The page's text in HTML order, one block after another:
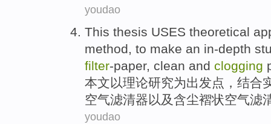
youdao
This thesis USES theoretical
method, to make an in-depth
filter-paper, clean and clogging
本文以理论研究为出发点， 结合
空气滤清器以及含尘褶状空气滤
youdao